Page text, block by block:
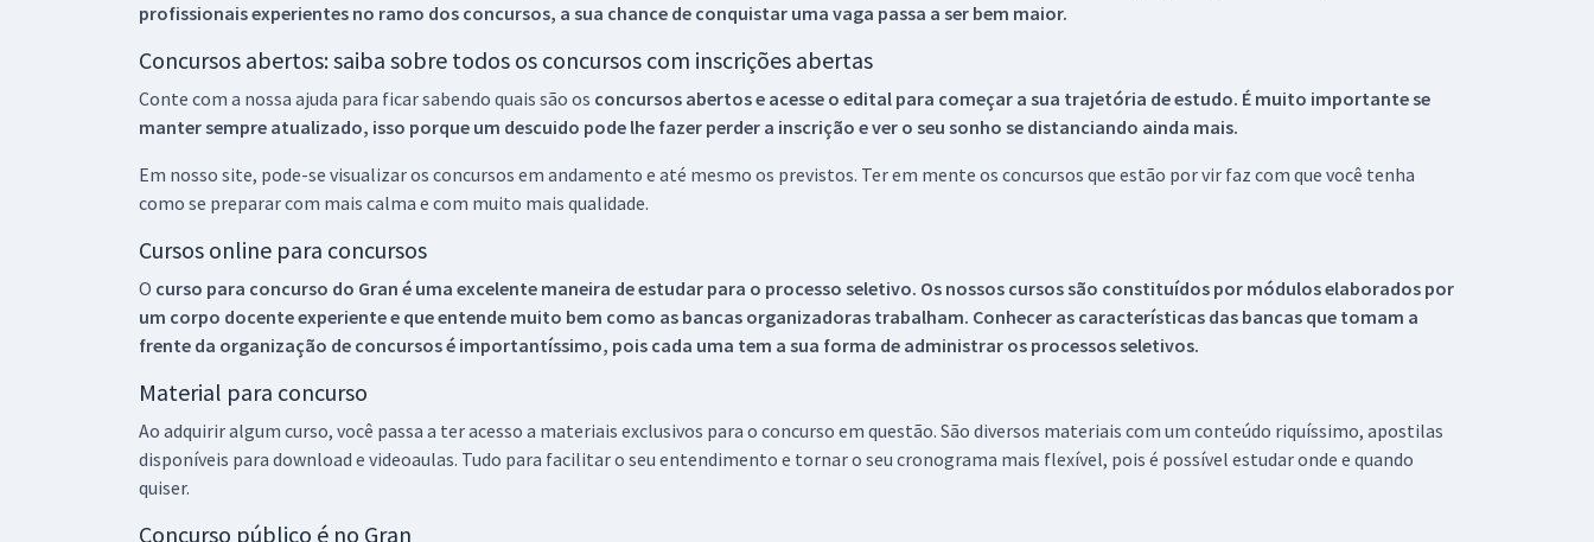
profissionais experientes no ramo dos concursos, a sua chance de conquistar uma vaga passa a ser bem maior.
Concursos abertos: saiba sobre todos os concursos com inscrições abertas
Conte com a nossa ajuda para ficar sabendo quais são os concursos abertos e acesse o edital para começar a sua trajetória de estudo. É muito importante se
manter sempre atualizado, isso porque um descuido pode lhe fazer perder a inscrição e ver o seu sonho se distanciando ainda mais.
Em nosso site, pode-se visualizar os concursos em andamento e até mesmo os previstos. Ter em mente os concursos que estão por vir faz com que você tenha
como se preparar com mais calma e com muito mais qualidade.
Cursos online para concursos
O curso para concurso do Gran é uma excelente maneira de estudar para o processo seletivo. Os nossos cursos são constituídos por módulos elaborados por
um corpo docente experiente e que entende muito bem como as bancas organizadoras trabalham. Conhecer as características das bancas que tomam a
frente da organização de concursos é importantíssimo, pois cada uma tem a sua forma de administrar os processos seletivos.
Material para concurso
Ao adquirir algum curso, você passa a ter acesso a materiais exclusivos para o concurso em questão. São diversos materiais com um conteúdo riquíssimo, apostilas
disponíveis para download e videoaulas. Tudo para facilitar o seu entendimento e tornar o seu cronograma mais flexível, pois é possível estudar onde e quando
quiser.
Concurso público é no Gran